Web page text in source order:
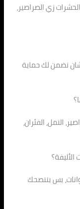
زي الصراصير،
نضمن لك حماية
النمل، الفئران،
الأليفة؟
بس بننصحك